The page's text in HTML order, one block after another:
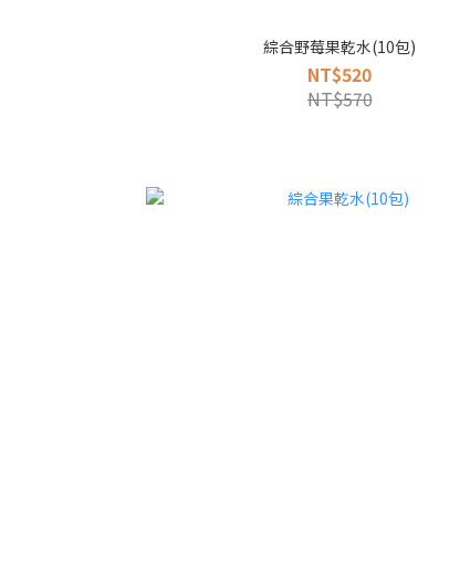
綜合野莓果乾水(10包)
NT$520
NT$570